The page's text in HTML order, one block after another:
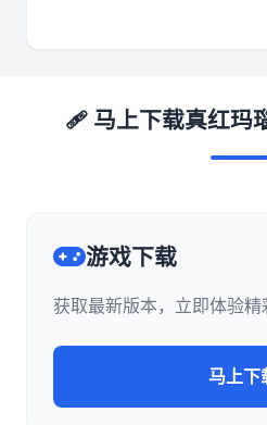
🩹 马上下载真红玛
游戏下载
获取最新版本，立即体验精
马上下